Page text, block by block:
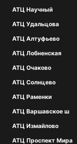
АТЦ Научный
АТЦ Удальцова
АТЦ Алтуфьево
АТЦ Лобненская
АТЦ Очаково
АТЦ Солнцево
АТЦ Раменки
АТЦ Варшавское ш
АТЦ Измайлово
АТЦ Проспект Мира